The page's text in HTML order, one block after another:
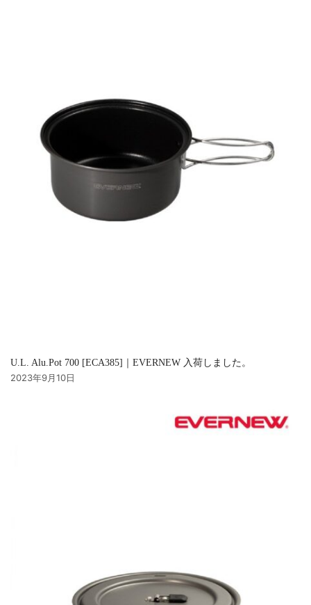
U.L. Alu.Pot 700 [ECA385]｜EVERNEW 入荷しました。
2023年9月10日